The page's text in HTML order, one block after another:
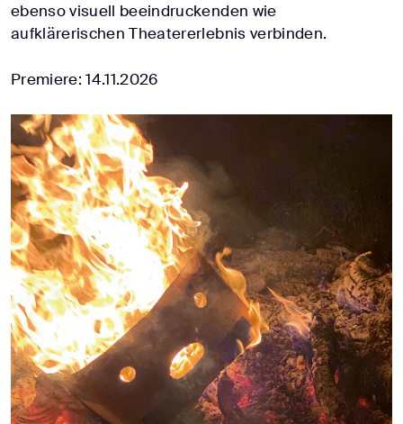
ebenso visuell beeindruckenden wie
aufklärerischen Theatererlebnis verbinden.
Premiere: 14.11.2026